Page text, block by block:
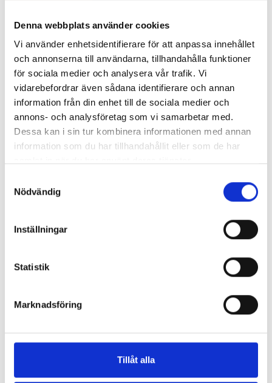
Denna webbplats använder cookies
Vi använder enhetsidentifierare för att anpassa innehållet
och annonserna till användarna, tillhandahålla funktioner
för sociala medier och analysera vår trafik. Vi
vidarebefordrar även sådana identifierare och annan
information från din enhet till de sociala medier och
annons- och analysföretag som vi samarbetar med.
Dessa kan i sin tur kombinera informationen med annan
information som du har tillhandahållit eller som de har
Nödvändig
Inställningar
Statistik
Marknadsföring
Tillåt alla
Du har koll på bestämmelser för
pension, försäkringar, förmåner och
resereglemente inom löneprocessen.
Behörighetskrav
• Grundläggande behörighet
(gymnasieexamen eller motsvarande)
• Godkänt betyg i Engelska 6
• Godkänt betyg i Företagsekonomi 2
Svenska som andraspråk 2
kan bli behörig till KYH!
415
Yrkeshögskolepoäng
Studieort
Malmö
100
Studietakt
100%
Branscher
Ekonomi, admin, sälj